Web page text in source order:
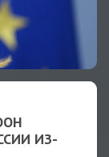
ИЗ-